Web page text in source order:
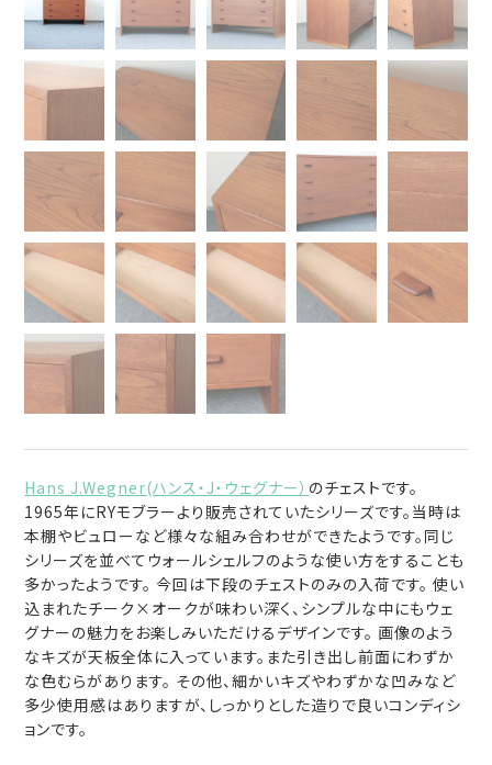
Hans J.Wegner(ハンス・J・ウェグナー） のチェストです。
1965年にRYモブラーより販売されていたシリーズです。当時は
本棚やビュローなど様々な組み合わせができたようです。同じ
シリーズを並べてウォールシェルフのような使い方をすることも
多かったようです。 今回は下段のチェストのみの入荷です。 使い
込まれたチーク×オークが味わい深く、シンプルな中にもウェ
グナーの魅力をお楽しみいただけるデザインです。 画像のよう
なキズが天板全体に入っています。また引き出し前面にわずか
な色むらがあります。 その他、細かいキズやわずかな凹みなど
多少使用感はありますが、しっかりとした造りで良いコンディシ
ョンです。